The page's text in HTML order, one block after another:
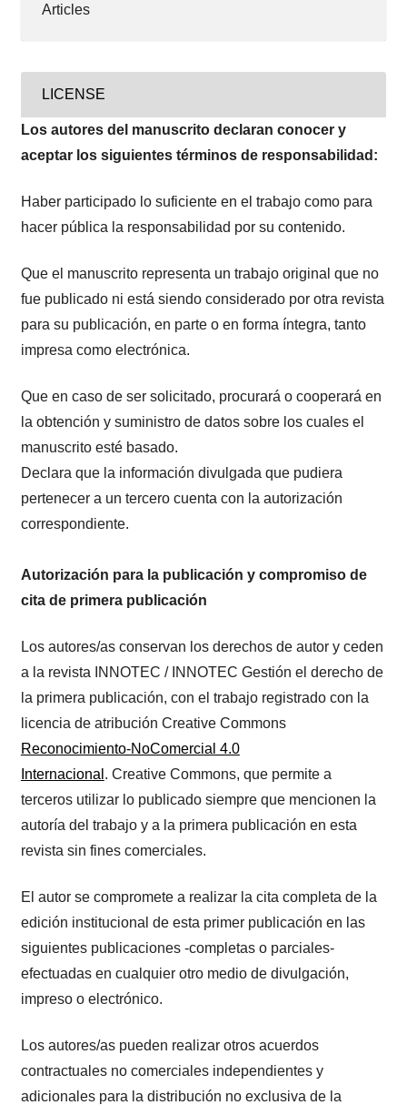
Articles
LICENSE
Los autores del manuscrito declaran conocer y
aceptar los siguientes términos de responsabilidad:
Haber participado lo suficiente en el trabajo como para
hacer pública la responsabilidad por su contenido.
Que el manuscrito representa un trabajo original que no
fue publicado ni está siendo considerado por otra revista
para su publicación, en parte o en forma íntegra, tanto
impresa como electrónica.
Que en caso de ser solicitado, procurará o cooperará en
la obtención y suministro de datos sobre los cuales el
manuscrito esté basado.
Declara que la información divulgada que pudiera
pertenecer a un tercero cuenta con la autorización
correspondiente.
Autorización para la publicación y compromiso de
cita de primera publicación
Los autores/as conservan los derechos de autor y ceden
a la revista INNOTEC / INNOTEC Gestión el derecho de
la primera publicación, con el trabajo registrado con la
licencia de atribución Creative Commons
Reconocimiento-NoComercial 4.0
Internacional . Creative Commons, que permite a
terceros utilizar lo publicado siempre que mencionen la
autoría del trabajo y a la primera publicación en esta
revista sin fines comerciales.
El autor se compromete a realizar la cita completa de la
edición institucional de esta primer publicación en las
siguientes publicaciones -completas o parciales-
efectuadas en cualquier otro medio de divulgación,
impreso o electrónico.
Los autores/as pueden realizar otros acuerdos
contractuales no comerciales independientes y
adicionales para la distribución no exclusiva de la